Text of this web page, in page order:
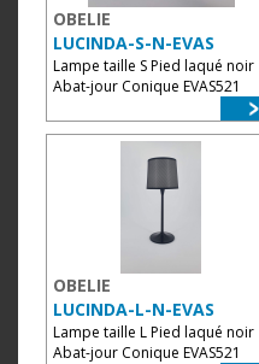
OBELIE
LUCINDA-S-N-EVAS
Lampe taille S Pied laqué noir
Abat-jour Conique EVAS521
OBELIE
LUCINDA-L-N-EVAS
Lampe taille L Pied laqué noir
Abat-jour Conique EVAS521